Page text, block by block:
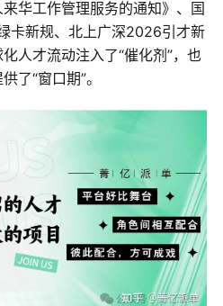
来华工作管理服务的通知》、国
卡新规、北上广深2026引才新
人才流动注入了“催化剂”，也
了“窗口期”。